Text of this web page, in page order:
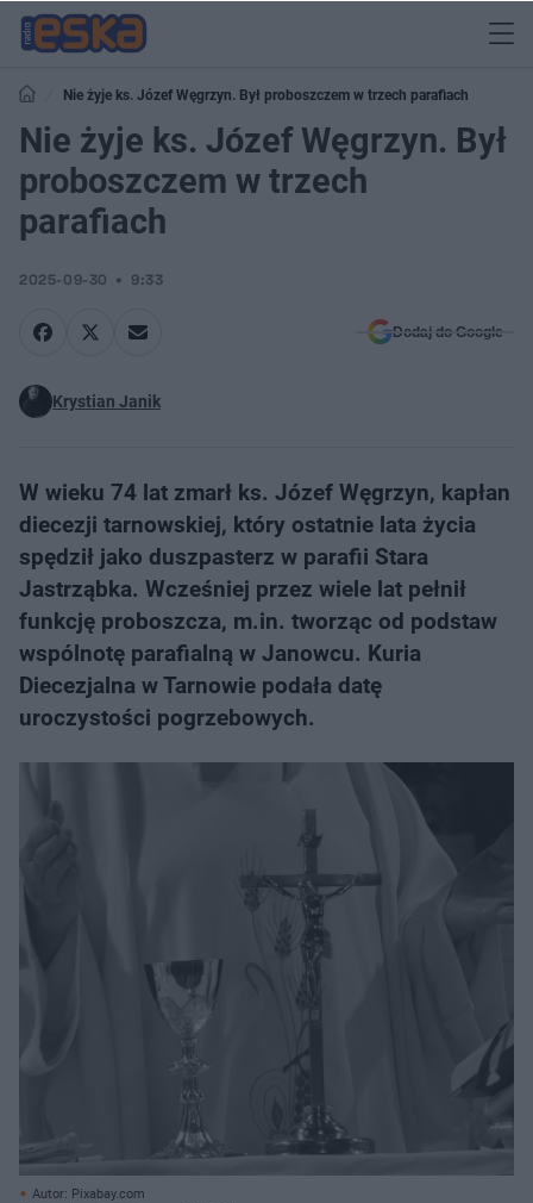
Nie żyje ks. Józef Węgrzyn. Był proboszczem w trzech parafiach
Nie żyje ks. Józef Węgrzyn. Był
proboszczem w trzech
parafiach
2025-09-30 9:33
Dodaj do Google
Krystian Janik
W wieku 74 lat zmarł ks. Józef Węgrzyn, kapłan
diecezji tarnowskiej, który ostatnie lata życia
spędził jako duszpasterz w parafii Stara
Jastrząbka. Wcześniej przez wiele lat pełnił
funkcję proboszcza, m.in. tworząc od podstaw
wspólnotę parafialną w Janowcu. Kuria
Diecezjalna w Tarnowie podała datę
uroczystości pogrzebowych.
Autor: Pixabay.com